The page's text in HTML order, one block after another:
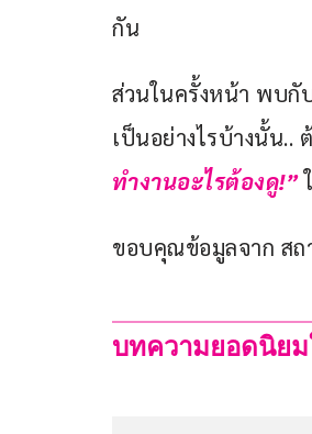
กัน
ส่วนในครั้งหน้า พบกั
เป็นอย่างไรบ้างนั้น..
ทำงานอะไรต้องดู!”
ขอบคุณข้อมูลจาก ส
บทความยอดนิย